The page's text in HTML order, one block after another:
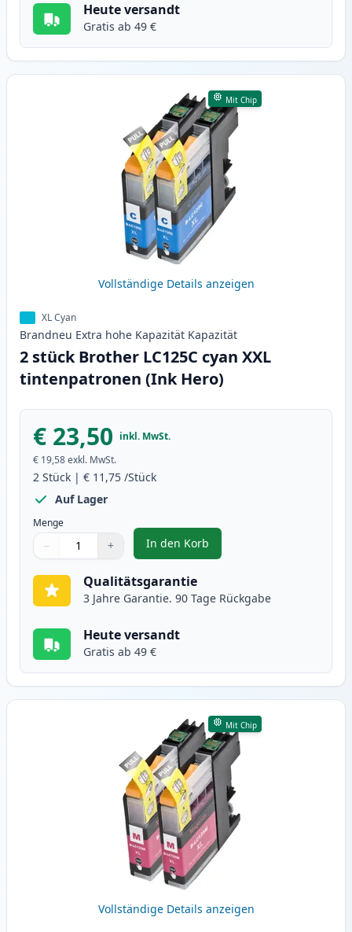
Heute versandt
Gratis ab 49 €
Mit Chip
Vollständige Details anzeigen
XL Cyan
Brandneu Extra hohe Kapazität Kapazität
2 stück Brother LC125C cyan XXL
tintenpatronen (Ink Hero)
€ 23,50 inkl. MwSt.
€ 19,58exkl. MwSt.
2 Stück | € 11,75 /Stück
Auf Lager
Menge
Verwenden Sie die Tasten, um anzupassen
− +
1
In den Korb
, 2 stück Brother LC125C cyan
Qualitätsgarantie
3 Jahre Garantie. 90 Tage Rückgabe
Heute versandt
Gratis ab 49 €
Mit Chip
Vollständige Details anzeigen